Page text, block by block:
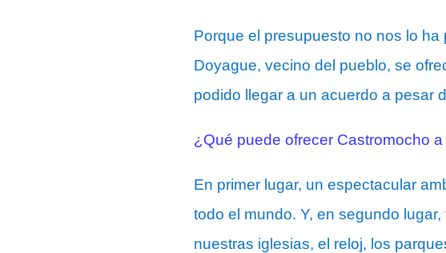
Porque el presupuesto no nos lo
Doyague, vecino del pueblo, se
podido llegar a un acuerdo a pesar
¿Qué puede ofrecer Castromocho
En primer lugar, un espectacular
todo el mundo. Y, en segundo
nuestras iglesias, el reloj, los